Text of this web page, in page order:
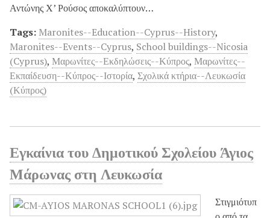
Αντώνης Χ’ Ρούσος αποκαλύπτουν…
Tags: Maronites--Education--Cyprus--History,
Maronites--Events--Cyprus, School buildings--Nicosia
(Cyprus), Μαρωνίτες--Εκδηλώσεις--Κύπρος, Μαρωνίτες--
Εκπαίδευση--Κύπρος--Ιστορία, Σχολικά κτήρια--Λευκωσία
(Κύπρος)
Εγκαίνια του Δημοτικού Σχολείου Άγιος
Μάρωνας στη Λευκωσία
Στιγμιότυπ